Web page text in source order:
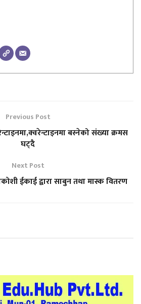
Previous Post
बस्नेको संख्या क्रमस
घट्दै
Next Post
ईकाई द्वारा साबुन तथा मास्क वितरण